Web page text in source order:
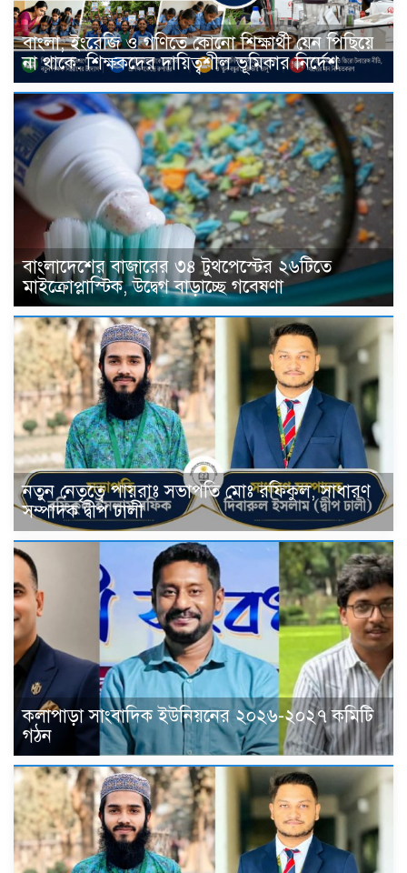
বাংলা, ইংরেজি ও গণিতে কোনো শিক্ষার্থী যেন পিছিয়ে
না থাকে: শিক্ষকদের দায়িত্বশীল ভূমিকার নির্দেশ
বাংলাদেশের বাজারের ৩৪ টুথপেস্টের ২৬টিতে
মাইক্রোপ্লাস্টিক, উদ্বেগ বাড়াচ্ছে গবেষণা
নতুন নেতৃত্বে পায়রাঃ সভাপতি মোঃ রফিকুল, সাধারণ
সম্পাদক দ্বীপ ঢালী
কলাপাড়া সাংবাদিক ইউনিয়নের ২০২৬-২০২৭ কমিটি
গঠন